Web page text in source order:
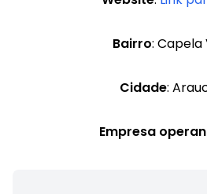
Bairro: Capela
Cidade:
Empresa